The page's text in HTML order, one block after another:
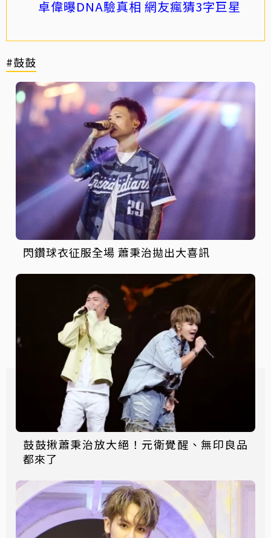
卓偉曝DNA驗真相 網友瘋猜3字巨星
#鼓鼓
閃鑽球衣征服全場 蕭秉治拋出大喜訊
鼓鼓揪蕭秉治放大絕！元衛覺醒、無印良品
都來了